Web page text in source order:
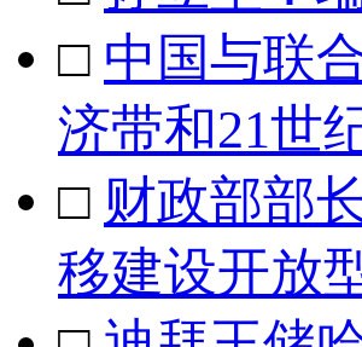
□ 中国与联
济带和21世
□ 财政部部
移建设开放